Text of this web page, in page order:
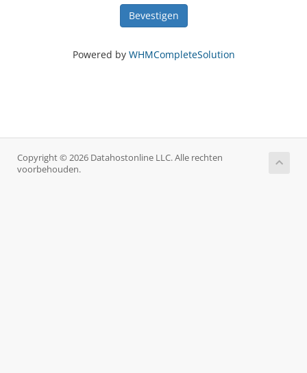
Bevestigen
Powered by WHMCompleteSolution
Copyright © 2026 Datahostonline LLC. Alle rechten
voorbehouden.